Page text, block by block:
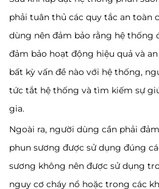
phải tuân thủ các quy tắc an toàn
dùng nên đảm bảo rằng hệ thống
đảm bảo hoạt động hiệu quả và
bất kỳ vấn đề nào với hệ thống,
tức tắt hệ thống và tìm kiếm sự
gia.
Ngoài ra, người dùng cần phải
phun sương được sử dụng đúng
sương không nên được sử dụng
nguy cơ cháy nổ hoặc trong các